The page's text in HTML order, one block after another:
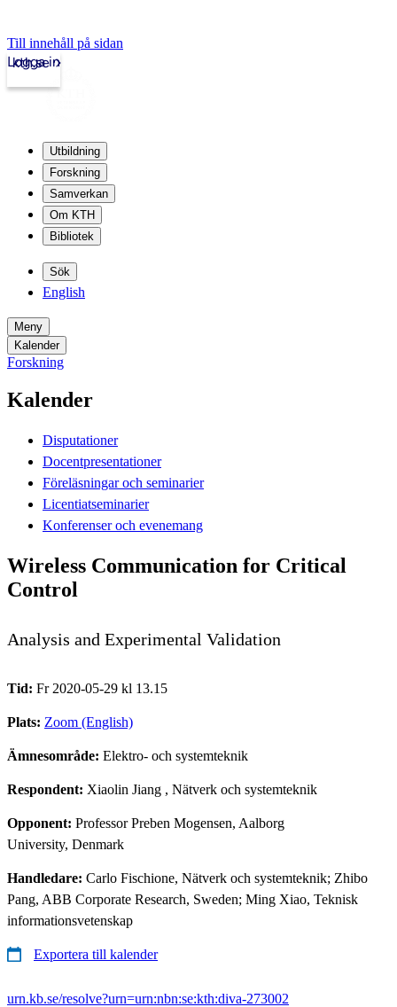
Till innehåll på sidan
kth.se
Logga in
Utbildning
Forskning
Samverkan
Om KTH
Bibliotek
Sök
English
Meny
Kalender
Forskning
Kalender
Disputationer
Docentpresentationer
Föreläsningar och seminarier
Licentiatseminarier
Konferenser och evenemang
Wireless Communication for Critical
Control
Analysis and Experimental Validation
Tid: Fr 2020-05-29 kl 13.15
Plats: Zoom (English)
Ämnesområde: Elektro- och systemteknik
Respondent: Xiaolin Jiang , Nätverk och systemteknik
Opponent: Professor Preben Mogensen, Aalborg
University, Denmark
Handledare: Carlo Fischione, Nätverk och systemteknik; Zhibo
Pang, ABB Corporate Research, Sweden; Ming Xiao, Teknisk
informationsvetenskap
Exportera till kalender
urn.kb.se/resolve?urn=urn:nbn:se:kth:diva-273002